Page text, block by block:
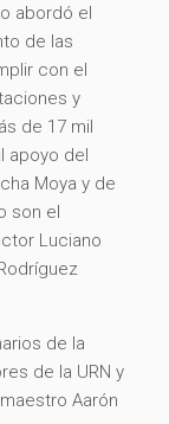
abordó el
de las
con el
y
de 17 mil
apoyo del
Moya y de
son el
Luciano
de la
de la URN y
Aarón